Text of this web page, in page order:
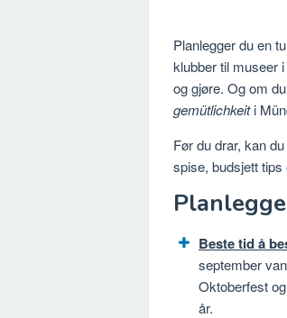
Planlegger du en
klubber til museer
og gjøre. Og om
gemütlichkeiti
Før du drar, kan
spise, budsjett tips
Beste tid å
september
Oktoberfest
år.